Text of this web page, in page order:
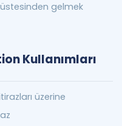
üstesinden gelmek
Kullanımları
üzerine